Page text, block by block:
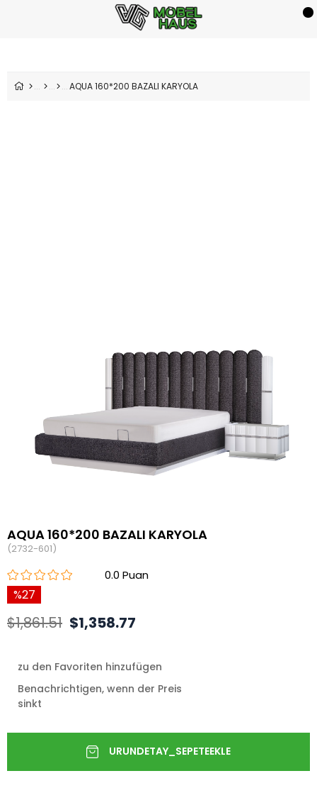
AQUA 160*200 BAZALI KARYOLA
AQUA 160*200 BAZALI KARYOLA
(2732-601)
0.0
27
$1,861.51 $1,358.77
zu den Favoriten hinzufügen
Benachrichtigen, wenn der Preis
sinkt